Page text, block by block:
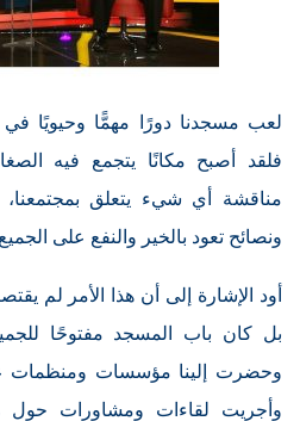
لعب مسجدنا دورًا مهمًّا وحيويًا في
فلقد أصبح مكانًا يتجمع فيه
مناقشة أي شيء يتعلق بمجتمعنا،
ونصائح تعود بالخير والنفع على
أود الإشارة إلى أن هذا الأمر لم
بل كان باب المسجد مفتوحًا
وحضرت إلينا مؤسسات ومنظمات
وأجريت لقاءات ومشاورات حول